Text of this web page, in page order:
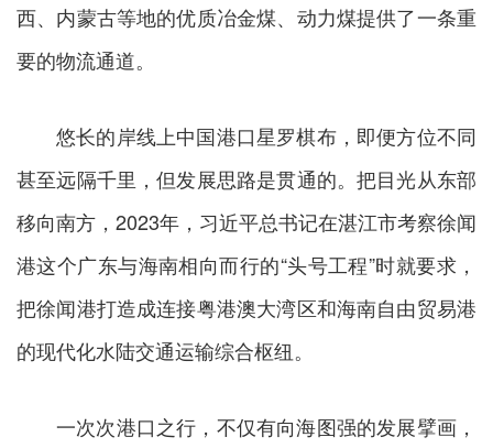
西、内蒙古等地的优质冶金煤、动力煤提供了一条重
要的物流通道。
悠长的岸线上中国港口星罗棋布，即便方位不同
甚至远隔千里，但发展思路是贯通的。把目光从东部
移向南方，2023年，习近平总书记在湛江市考察徐闻
港这个广东与海南相向而行的“头号工程”时就要求，
把徐闻港打造成连接粤港澳大湾区和海南自由贸易港
的现代化水陆交通运输综合枢纽。
一次次港口之行，不仅有向海图强的发展擘画，